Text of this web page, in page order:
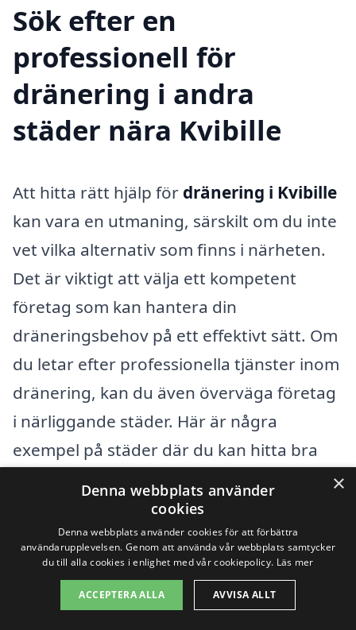
Sök efter en
professionell för
dränering i andra
städer nära Kvibille
Att hitta rätt hjälp för dränering i Kvibille
kan vara en utmaning, särskilt om du inte
vet vilka alternativ som finns i närheten.
Det är viktigt att välja ett kompetent
företag som kan hantera din
dräneringsbehov på ett effektivt sätt. Om
du letar efter professionella tjänster inom
dränering, kan du även överväga företag
i närliggande städer. Här är några
exempel på städer där du kan hitta bra
Halmstad
Falkenberg
Varberg
×
Denna webbplats använder
cookies
Denna webbplats använder cookies för att förbättra
användarupplevelsen. Genom att använda vår webbplats samtycker
du till alla cookies i enlighet med vår cookiepolicy. Läs mer
ACCEPTERA ALLA AVVISA ALLT